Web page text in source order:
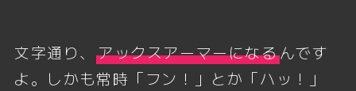
文字通り、 アックスアーマーになるんです
よ。しかも常時「フン！」とか「ハッ！」